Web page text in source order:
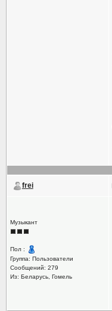
frei
Музыкант
Пол :
Группа: Пользователи
Сообщений: 279
Из: Беларусь, Гомель